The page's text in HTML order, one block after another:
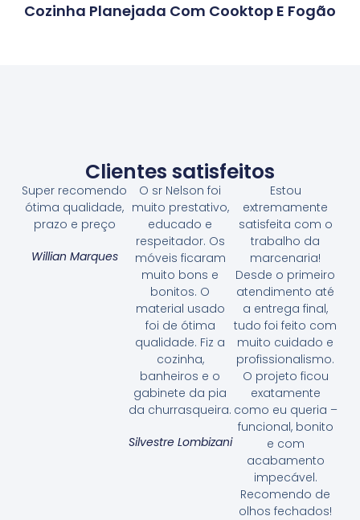
Cozinha Planejada Com Cooktop E Fogão
Clientes satisfeitos
Super recomendo
ótima qualidade,
prazo e preço
Willian Marques
O sr Nelson foi
muito prestativo,
educado e
respeitador. Os
móveis ficaram
muito bons e
bonitos. O
material usado
foi de ótima
qualidade. Fiz a
cozinha,
banheiros e o
gabinete da pia
da churrasqueira.
Silvestre Lombizani
Estou
extremamente
satisfeita com o
trabalho da
marcenaria!
Desde o primeiro
atendimento até
a entrega final,
tudo foi feito com
muito cuidado e
profissionalismo.
O projeto ficou
exatamente
como eu queria –
funcional, bonito
e com
acabamento
impecável.
Recomendo de
olhos fechados!